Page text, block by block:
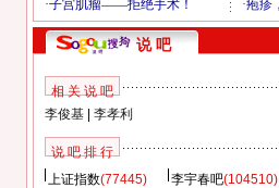
说 吧
相 关 说 吧
李俊基| 李孝利
说 吧 排 行
上证指数(77445) 李宇春吧(104510)